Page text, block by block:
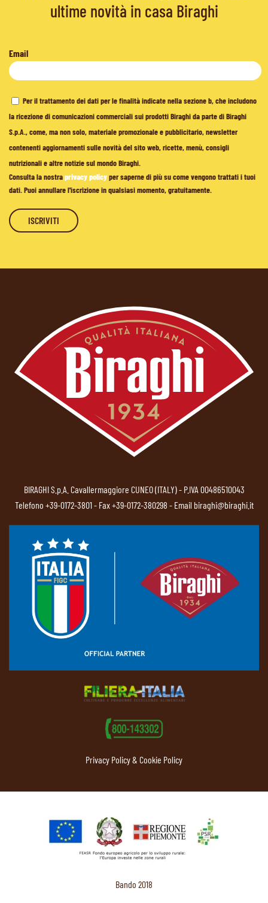
ultime novità in casa Biraghi
Email
Per il trattamento dei dati per le finalità indicate nella sezione b, che includono
la ricezione di comunicazioni commerciali sui prodotti Biraghi da parte di Biraghi
S.p.A., come, ma non solo, materiale promozionale e pubblicitario, newsletter
contenenti aggiornamenti sulle novità del sito web, ricette, menù, consigli
nutrizionali e altre notizie sul mondo Biraghi.
Consulta la nostraprivacy policyper saperne di più su come vengono trattati i tuoi
dati. Puoi annullare l'iscrizione in qualsiasi momento, gratuitamente.
BIRAGHI S.p.A. Cavallermaggiore CUNEO (ITALY) - P.IVA 00486510043
Telefono +39-0172-3801- Fax +39-0172-380298 - Email biraghi@biraghi.it
Privacy Policy & Cookie Policy
Bando 2018